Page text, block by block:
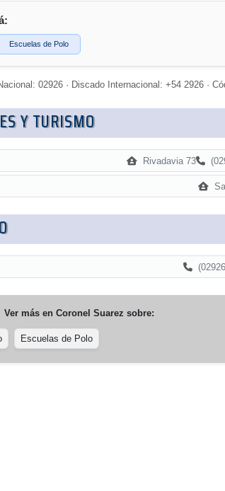
Escuelas de Polo
02926 · Discado Internacional: +54 2926 ·
Y TURISMO
Rivadavia 73
Ver más en Coronel Suarez sobre:
Escuelas de Polo